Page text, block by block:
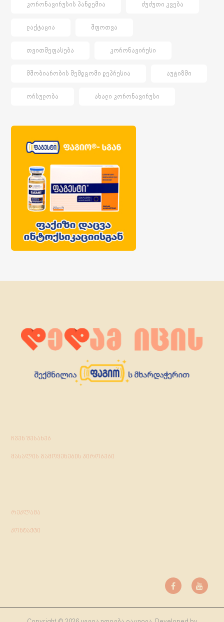
ᲙᲝᲠᲝᲜᲐᲕᲘᲠᲣᲡᲘᲡ ᲞᲐᲜᲓᲔᲛᲘᲐ ᲫᲣᲫᲣᲗᲘ ᲙᲕᲔᲑᲐ
ᲚᲐᲥᲢᲐᲪᲘᲐ ᲨᲤᲝᲗᲕᲐ
ᲗᲕᲘᲗᲨᲔᲤᲐᲡᲔᲑᲐ ᲙᲝᲠᲝᲜᲐᲕᲘᲠᲣᲡᲘ
ᲛᲨᲝᲑᲘᲐᲠᲝᲑᲘᲡ ᲨᲔᲛᲓᲒᲝᲛᲘ ᲓᲔᲞᲠᲔᲡᲘᲐ ᲐᲣᲢᲘᲖᲛᲘ
ᲝᲠᲡᲣᲚᲝᲑᲐ ᲐᲮᲐᲚᲘ ᲙᲝᲠᲝᲜᲐᲕᲘᲠᲣᲡᲘ
ჩვენ შესახებ
მასალის გამოყენების პირობები
რეკლამა
კონტაქტი